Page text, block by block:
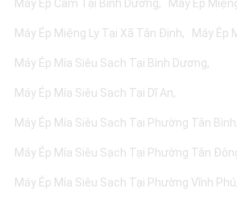
Máy Ép Cam Tại Bình Dương Máy Ép
Máy Ép Miệng Ly Tại Xã Tân Định Máy Ép
Máy Ép Mía Siêu Sạch Tại Bình Dương
Máy Ép Mía Siêu Sạch Tại Dĩ An
Máy Ép Mía Siêu Sạch Tại Phường Tân Bình
Máy Ép Mía Siêu Sạch Tại Phường Tân
Máy Ép Mía Siêu Sạch Tại Phường Vĩnh Phú